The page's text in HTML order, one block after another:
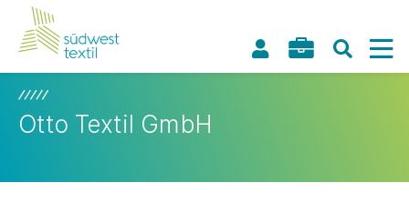
Otto Textil GmbH